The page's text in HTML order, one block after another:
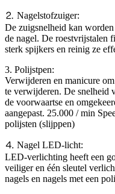
⒉ Nagelstofzuiger:
De zuigsnelheid kan
de nagel. De roestvrijstalen
sterk spijkers en reinig ze
3. Polijstpen:
Verwijderen en manicure
te verwijderen. De snelheid
de voorwaartse en
aangepast. 25.000 / min
polijsten (slijppen)
⒋ Nagel LED-licht:
LED-verlichting heeft een
veiliger en één sleutel
nagels en nagels met een